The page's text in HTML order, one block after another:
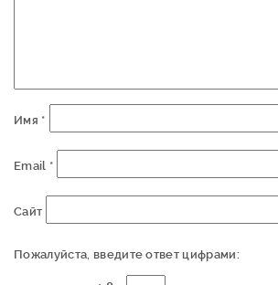
Имя *
Email *
Сайт
Пожалуйста, введите ответ цифрами: